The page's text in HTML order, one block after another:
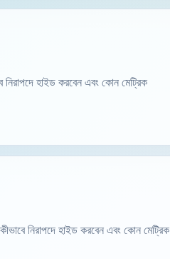
নিরাপদে হাইড করবেন এবং কোন মেট্রিক
নিরাপদে হাইড করবেন এবং কোন মেট্রিক